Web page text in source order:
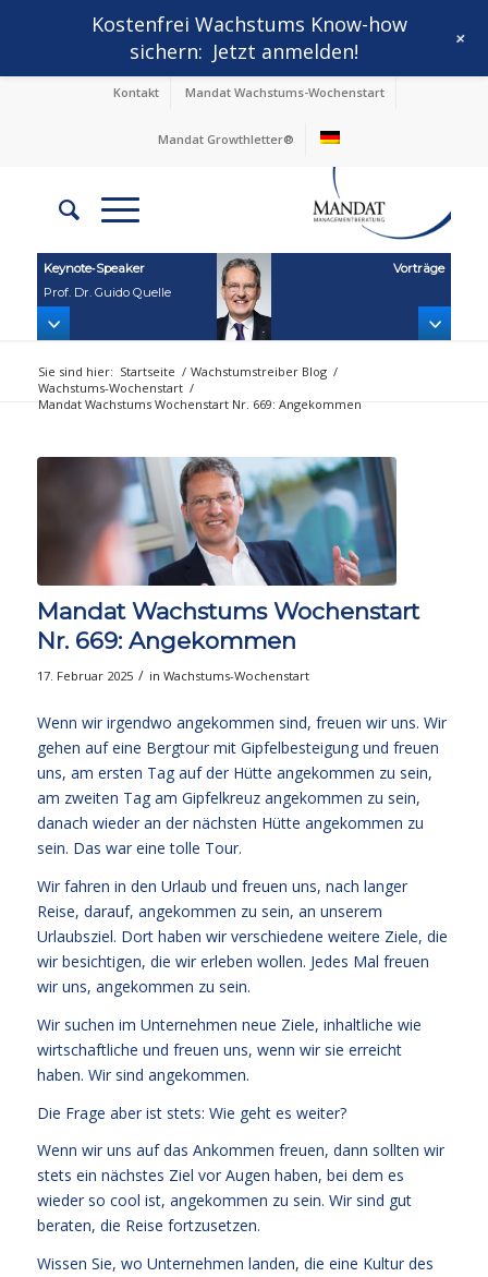
Kontakt Mandat Wachstums-Wochenstart
Mandat Growthletter®
Keynote‑Speaker
Prof. Dr. Guido Quelle
Vorträge
Sie sind hier: Startseite / Wachstumstreiber Blog /
Wachstums-Wochenstart /
Mandat Wachstums Wochenstart Nr. 669: Angekommen
Mandat Wachstums Wochenstart
Nr. 669: Angekommen
17. Februar 2025 / in Wachstums-Wochenstart
Wenn wir irgendwo angekommen sind, freuen wir uns. Wir
gehen auf eine Bergtour mit Gipfelbesteigung und freuen
uns, am ersten Tag auf der Hütte angekommen zu sein,
am zweiten Tag am Gipfelkreuz angekommen zu sein,
danach wieder an der nächsten Hütte angekommen zu
sein. Das war eine tolle Tour.
Wir fahren in den Urlaub und freuen uns, nach langer
Reise, darauf, angekommen zu sein, an unserem
Urlaubsziel. Dort haben wir verschiedene weitere Ziele, die
wir besichtigen, die wir erleben wollen. Jedes Mal freuen
wir uns, angekommen zu sein.
Wir suchen im Unternehmen neue Ziele, inhaltliche wie
wirtschaftliche und freuen uns, wenn wir sie erreicht
haben. Wir sind angekommen.
Die Frage aber ist stets: Wie geht es weiter?
Wenn wir uns auf das Ankommen freuen, dann sollten wir
stets ein nächstes Ziel vor Augen haben, bei dem es
wieder so cool ist, angekommen zu sein. Wir sind gut
beraten, die Reise fortzusetzen.
Wissen Sie, wo Unternehmen landen, die eine Kultur des
Kostenfrei Wachstums Know-how
sichern: Jetzt anmelden! +